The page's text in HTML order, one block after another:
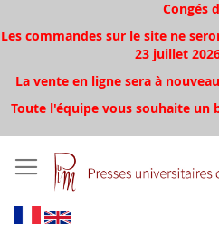
Congés
Les commandes sur le site ne
23 juillet
La vente en ligne sera à
Toute l'équipe vous souhaite un